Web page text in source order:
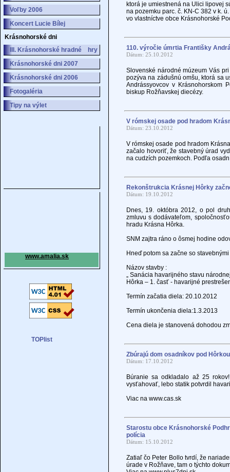
Voľby 2006
Koncert Lucie Bílej
Krásnohorské dni
III. Krásnohorské hradné hry
Krásnohorské dni 2007
Krásnohorské dni 2006
Fotogaléria
Tipy na výlet
www.amalia.sk
ktorá je umiestnená na Ulici lipovej
na pozemku parc. č. KN-C 382 v k.
vo vlastníctve obce Krásnohorské
110. výročie úmrtia Františky
Dátum: 25.10.2012
Slovenské národné múzeum Vás
pozýva na zádušnú omšu, ktorá sa
Andrássyovcov v Krásnohorskom
biskup Rožňavskej diecézy.
V rómskej osade pod hradom
Dátum: 23.10.2012
V rómskej osade pod hradom
začalo hovoriť, že stavebný úrad
na cudzích pozemkoch. Podľa
Rekonštrukcia Krásnej Hôrky
Dátum: 19.10.2012
Dnes, 19. októbra 2012, o pol
zmluvu s dodávateľom,
hradu Krásna Hôrka.
SNM zajtra ráno o ôsmej hodine
Hneď potom sa začne so
Názov stavby :
„ Sanácia havarijného stavu
Hôrka – 1. časť - havarijné
Termín začatia diela: 20.10.2012
Termín ukončenia diela:1.3.2013
Cena diela je stanovená dohodou
Zbúrajú dom osadníkov pod
Dátum: 17.10.2012
Búranie sa odkladalo až 25
vysťahovať, lebo statik potvrdil
Viac na www.cas.sk
Starostu obce Krásnohorské
polícia
Dátum: 15.10.2012
Zatiaľ čo Peter Bollo tvrdí, že
úrade v Rožňave, tam o týchto